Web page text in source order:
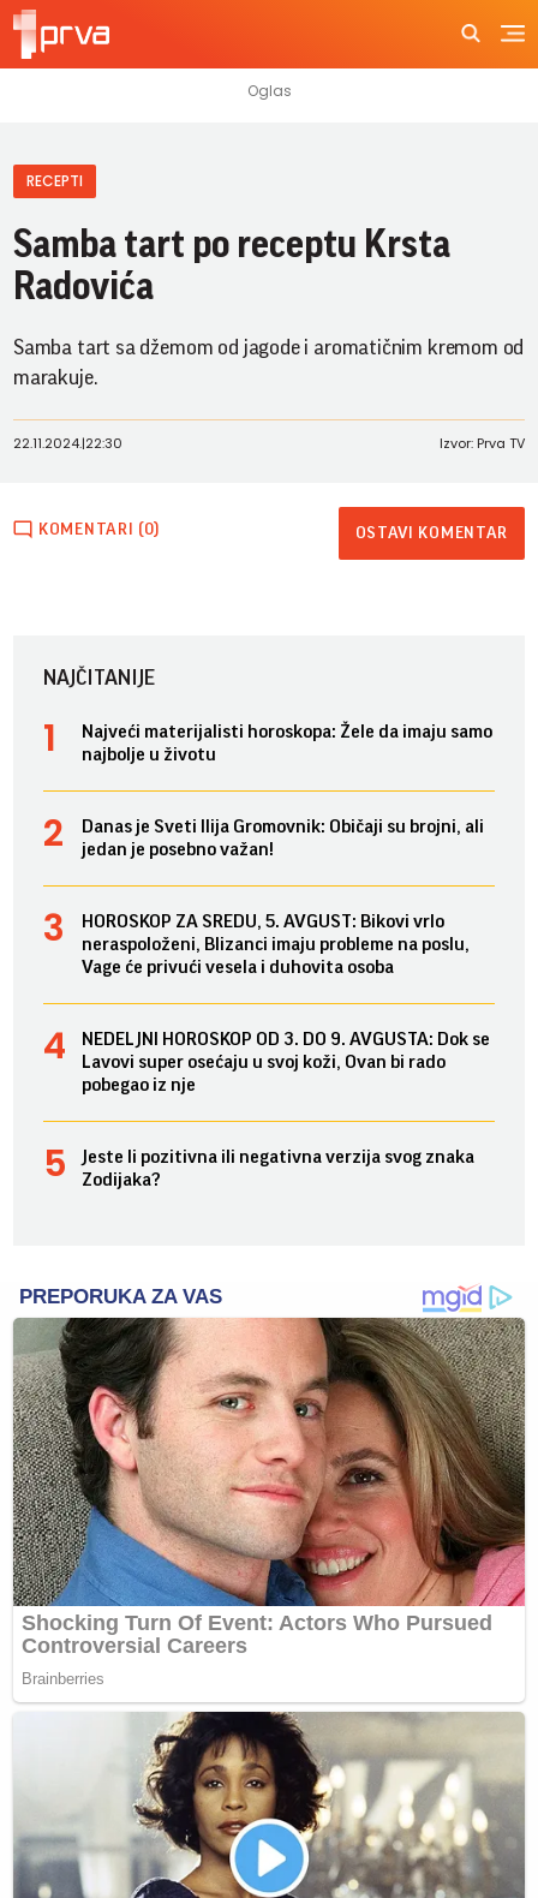
RECEPTI
Samba tart po receptu Krsta
Radovića
Samba tart sa džemom od jagode i aromatičnim kremom od
marakuje.
22.11.2024.|22:30 Izvor: Prva TV
KOMENTARI (0) OSTAVI KOMENTAR
NAJČITANIJE
Najveći materijalisti horoskopa: Žele da imaju samo
najbolje u životu
Danas je Sveti Ilija Gromovnik: Običaji su brojni, ali
jedan je posebno važan!
HOROSKOP ZA SREDU, 5. AVGUST: Bikovi vrlo
neraspoloženi, Blizanci imaju probleme na poslu,
Vage će privući vesela i duhovita osoba
NEDELJNI HOROSKOP OD 3. DO 9. AVGUSTA: Dok se
Lavovi super osećaju u svoj koži, Ovan bi rado
pobegao iz nje
Jeste li pozitivna ili negativna verzija svog znaka
Zodijaka?